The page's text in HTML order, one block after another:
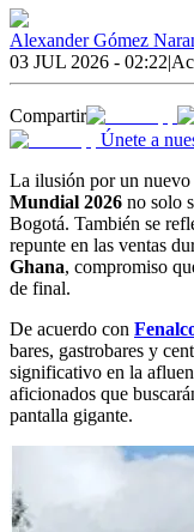
Alexander Gómez
03 JUL 2026 - 02:22|
Compartir
Únete a
La ilusión por un
Mundial 2026 no solo
Bogotá. También se
repunte en las ventas
Ghana, compromiso
de final.
De acuerdo con
bares, gastrobares y
significativo en la
aficionados que
pantalla gigante.